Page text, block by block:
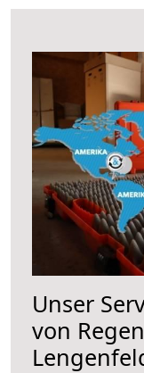
Unser
von